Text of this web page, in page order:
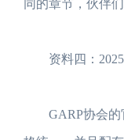
同的章节，伙伴
资料四：2025
GARP协会的官